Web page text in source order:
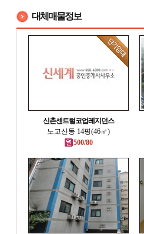
대체매물정보
신촌센트럴코업레지던스
노고산동 14평(46㎡)
500/80